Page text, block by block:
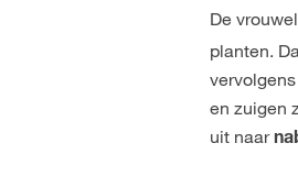
De
planten.
en zuigen
uit naar